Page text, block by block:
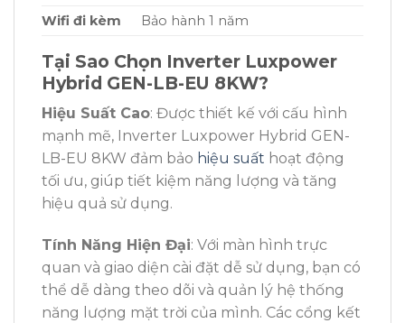
Wifi đi kèm
Bảo hành 1 năm
Tại Sao Chọn Inverter Luxpower
Hybrid GEN-LB-EU 8KW?
Hiệu Suất Cao: Được thiết kế với cấu hình
mạnh mẽ, Inverter Luxpower Hybrid GEN-
LB-EU 8KW đảm bảo hiệu suất hoạt động
tối ưu, giúp tiết kiệm năng lượng và tăng
hiệu quả sử dụng.
Tính Năng Hiện Đại: Với màn hình trực
quan và giao diện cài đặt dễ sử dụng, bạn có
thể dễ dàng theo dõi và quản lý hệ thống
năng lượng mặt trời của mình. Các cổng kết